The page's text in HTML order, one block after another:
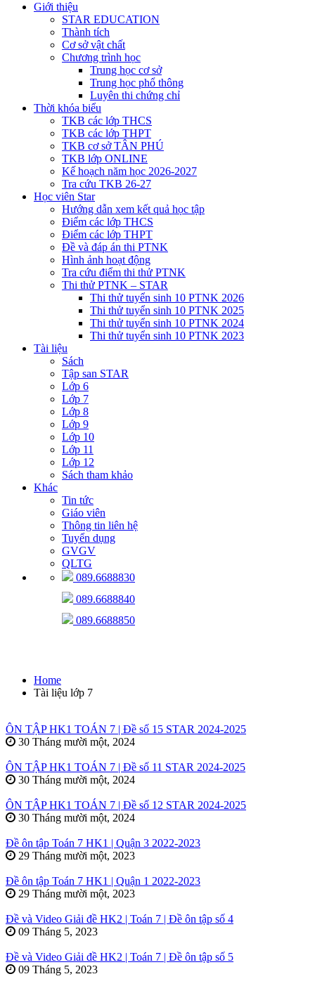
Giới thiệu
STAR EDUCATION
Thành tích
Cơ sở vật chất
Chương trình học
Trung học cơ sở
Trung học phổ thông
Luyên thi chứng chỉ
Thời khóa biểu
TKB các lớp THCS
TKB các lớp THPT
TKB cơ sở TÂN PHÚ
TKB lớp ONLINE
Kế hoạch năm học 2026-2027
Tra cứu TKB 26-27
Học viên Star
Hướng dẫn xem kết quả học tập
Điểm các lớp THCS
Điểm các lớp THPT
Đề và đáp án thi PTNK
Hình ảnh hoạt động
Tra cứu điểm thi thử PTNK
Thi thử PTNK – STAR
Thi thử tuyển sinh 10 PTNK 2026
Thi thử tuyển sinh 10 PTNK 2025
Thi thử tuyển sinh 10 PTNK 2024
Thi thử tuyển sinh 10 PTNK 2023
Tài liệu
Sách
Tập san STAR
Lớp 6
Lớp 7
Lớp 8
Lớp 9
Lớp 10
Lớp 11
Lớp 12
Sách tham khảo
Khác
Tin tức
Giáo viên
Thông tin liên hệ
Tuyển dụng
GVGV
QLTG
089.6688830
089.6688840
089.6688850
Home
Tài liệu lớp 7
ÔN TẬP HK1 TOÁN 7 | Đề số 15 STAR 2024-2025
30 Tháng mười một, 2024
ÔN TẬP HK1 TOÁN 7 | Đề số 11 STAR 2024-2025
30 Tháng mười một, 2024
ÔN TẬP HK1 TOÁN 7 | Đề số 12 STAR 2024-2025
30 Tháng mười một, 2024
Đề ôn tập Toán 7 HK1 | Quận 3 2022-2023
29 Tháng mười một, 2023
Đề ôn tập Toán 7 HK1 | Quận 1 2022-2023
29 Tháng mười một, 2023
Đề và Video Giải đề HK2 | Toán 7 | Đề ôn tập số 4
09 Tháng 5, 2023
Đề và Video Giải đề HK2 | Toán 7 | Đề ôn tập số 5
09 Tháng 5, 2023